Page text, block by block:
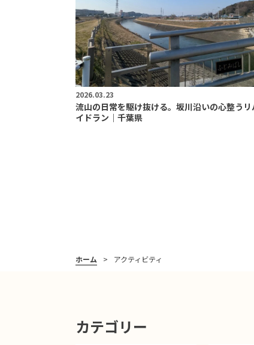
2026.03.23
流山の日常を駆け抜ける。坂川沿いの心整うリ
イドラン｜千葉県
ホーム アクティビティ
カテゴリー